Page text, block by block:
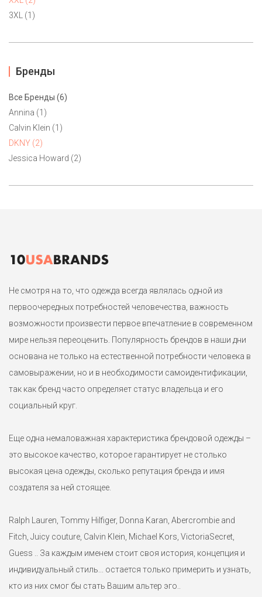
Платье на запах DKNY XXL
8500 ₽
Яркое трикотажное платье с цветочным принтом от
американского бренда DKNY. Приталенная посадка по фигуре
с акцентом на грудь. На талии эффектная пряжка из металла
желтого цвета. Ткань отлично тянется и драпируется без
Платье в горошек DKNY XXL, 3XL
8500 ₽
3XL (1)
Бренды
Все Бренды (6)
Annina (1)
Calvin Klein (1)
DKNY (2)
Jessica Howard (2)
Не смотря на то, что одежда всегда являлась одной из
первоочередных потребностей человечества, важность
возможности произвести первое впечатление в современном
мире нельзя переоценить. Популярность брендов в наши дни
основана не только на естественной потребности человека в
самовыражении, но и в необходимости самоидентификации,
так как бренд часто определяет статус владельца и его
социальный круг.
Еще одна немаловажная характеристика брендовой одежды –
это высокое качество, которое гарантирует не столько
высокая цена одежды, сколько репутация бренда и имя
создателя за ней стоящее.
Ralph Lauren, Tommy Hilfiger, Donna Karan, Abercrombie and
Fitch, Juicy couture, Calvin Klein, Michael Kors, VictoriaSecret,
Guess .. За каждым именем стоит своя история, концепция и
индивидуальный стиль... остается только примерить и узнать,
кто из них смог бы стать Вашим альтер эго..